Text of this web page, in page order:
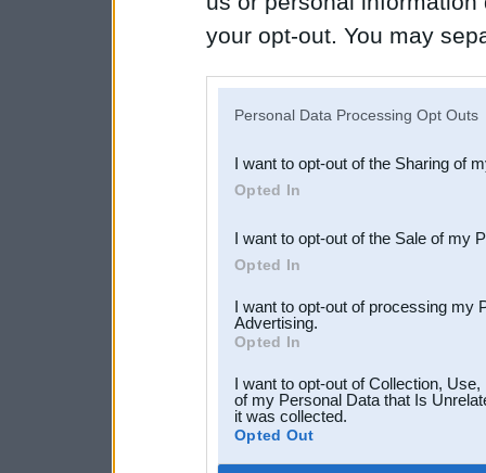
your opt-out. You may
Downstream Participants
third parties.
Personal Data Processing Opt Outs
I want to opt-out of the Sharing of
Opted In
I want to opt-out of the Sale of my
Opted In
I want to opt-out of processing my
Advertising.
Opted In
I want to opt-out of Collection,
of my Personal Data that Is
it was collected.
Opted Out